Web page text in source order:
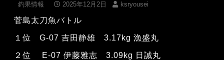
釣果情報 2025年12月2日 ksryousei
菅島太刀魚バトル
１位 G-07 吉田静雄 3.17kg 漁盛丸
２位 E-07 伊藤雅志 3.09kg 日誠丸